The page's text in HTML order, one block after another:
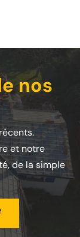
nos
et notre
de la simple